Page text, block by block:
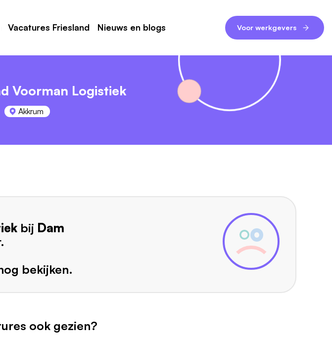
Vacatures Friesland Nieuws en blogs Voor werkgevers
Voorman Logistiek
Akkrum
bij Dam
bekijken.
ook gezien?